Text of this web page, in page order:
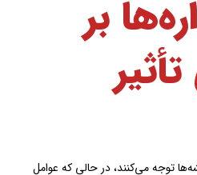
بر
توجه می‌کنند، در حالی که عوامل